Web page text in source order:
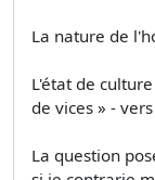
La nature de
L'état de
de vices » -
La question